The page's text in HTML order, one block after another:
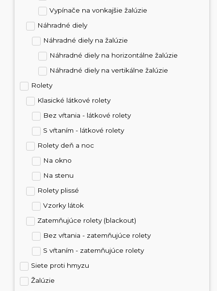
Vypínače na vonkajšie žalúzie
Náhradné diely
Náhradné diely na žalúzie
Náhradné diely na horizontálne žalúzie
Náhradné diely na vertikálne žalúzie
Rolety
Klasické látkové rolety
Bez vŕtania - látkové rolety
S vŕtaním - látkové rolety
Rolety deň a noc
Na okno
Na stenu
Rolety plissé
Vzorky látok
Zatemňujúce rolety (blackout)
Bez vŕtania - zatemňujúce rolety
S vŕtaním - zatemňujúce rolety
Siete proti hmyzu
Žalúzie